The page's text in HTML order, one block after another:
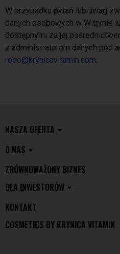
W przypadku pytań lub uwag
danych osobowych w Witrynie
dostępnymi za jej
z administratorem danych pod
rodo@krynicavitamin.com
NASZA OFERTA
O NAS
ZRÓWNOWAŻONY BIZNES
DLA INWESTORÓW
KONTAKT
COSMETICS BY KRYNICA VITAMIN